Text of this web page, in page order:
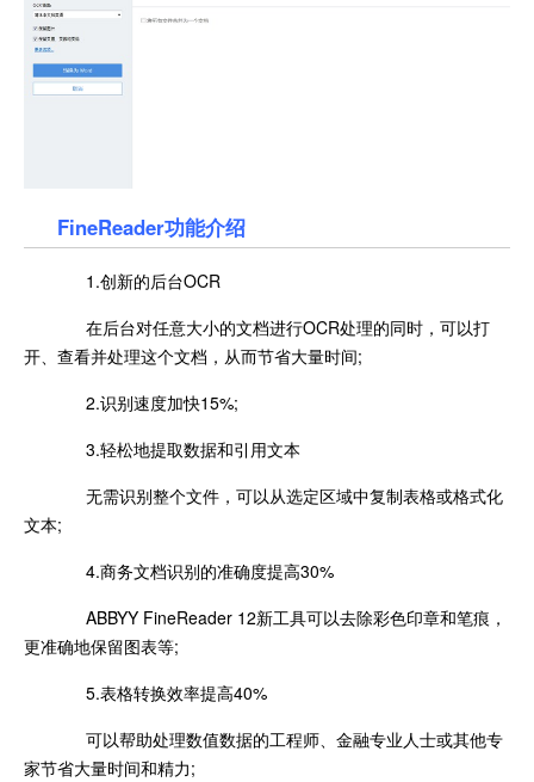
FineReader功能介绍
1.创新的后台OCR
在后台对任意大小的文档进行OCR处理的同时，可以打
开、查看并处理这个文档，从而节省大量时间;
2.识别速度加快15%;
3.轻松地提取数据和引用文本
无需识别整个文件，可以从选定区域中复制表格或格式化
文本;
4.商务文档识别的准确度提高30%
ABBYY FineReader 12新工具可以去除彩色印章和笔痕，
更准确地保留图表等;
5.表格转换效率提高40%
可以帮助处理数值数据的工程师、金融专业人士或其他专
家节省大量时间和精力;